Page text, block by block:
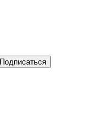
Подписаться